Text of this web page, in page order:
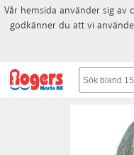
Vår hemsida använder sig av
godkänner du att vi